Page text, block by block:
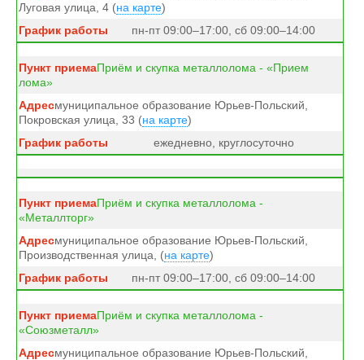
Луговая улица, 4 (на карте)
пн-пт 09:00–17:00, сб 09:00–14:00
Приём и скупка металлолома - «Прием
лома»
муниципальное образование Юрьев-Польский,
Покровская улица, 33 (на карте)
ежедневно, круглосуточно
Приём и скупка металлолома -
«Металлторг»
муниципальное образование Юрьев-Польский,
Производственная улица, (на карте)
пн-пт 09:00–17:00, сб 09:00–14:00
Приём и скупка металлолома -
«Союзметалл»
муниципальное образование Юрьев-Польский,